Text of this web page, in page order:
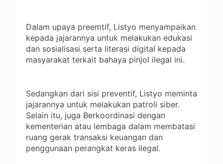
Dalam upaya preemtif, Listyo menyampaikan
kepada jajarannya untuk melakukan edukasi
dan sosialisasi serta literasi digital kepada
masyarakat terkait bahaya pinjol ilegal ini.
Sedangkan dari sisi preventif, Listyo meminta
jajarannya untuk melakukan patroli siber.
Selain itu, juga Berkoordinasi dengan
kementerian atau lembaga dalam membatasi
ruang gerak transaksi keuangan dan
penggunaan perangkat keras ilegal.